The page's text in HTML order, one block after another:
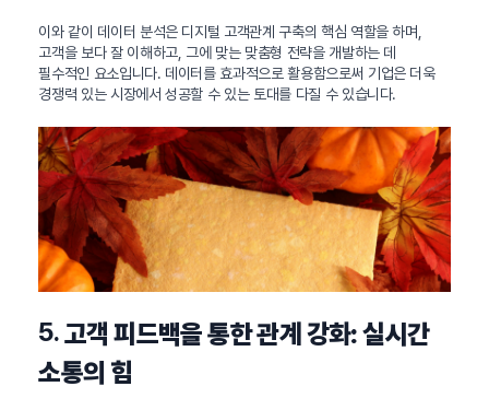
이와 같이 데이터 분석은 디지털 고객관계 구축의 핵심 역할을 하며,
고객을 보다 잘 이해하고, 그에 맞는 맞춤형 전략을 개발하는 데
필수적인 요소입니다. 데이터를 효과적으로 활용함으로써 기업은 더욱
경쟁력 있는 시장에서 성공할 수 있는 토대를 다질 수 있습니다.
5.고객 피드백을 통한 관계 강화: 실시간
소통의 힘